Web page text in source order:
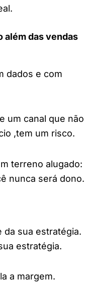
além das vendas
dados e com
um canal que não
,tem um risco.
terreno alugado:
nunca será dono.
da sua estratégia.
estratégia.
a margem.